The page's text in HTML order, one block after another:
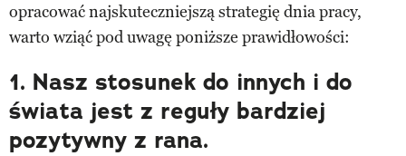
opracować najskuteczniejszą strategię dnia pracy,
warto wziąć pod uwagę poniższe prawidłowości:
1. Nasz stosunek do innych i do
świata jest z reguły bardziej
pozytywny z rana.